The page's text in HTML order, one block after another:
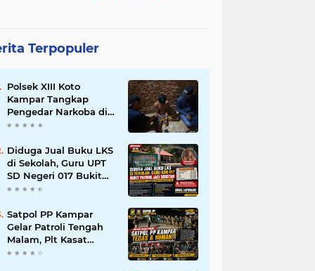
Terpopuler
Polsek XIII Koto
Kampar Tangkap
Pengedar Narkoba di
Desa Gunung Bungsu
Diduga Jual Buku LKS
di Sekolah, Guru UPT
SD Negeri 017 Bukit
Payung Jadi Sorotan,
Tegaskan Tidak
Pernah Beri Izin
Satpol PP Kampar
Gelar Patroli Tengah
Malam, Plt Kasat
Turun Langsung